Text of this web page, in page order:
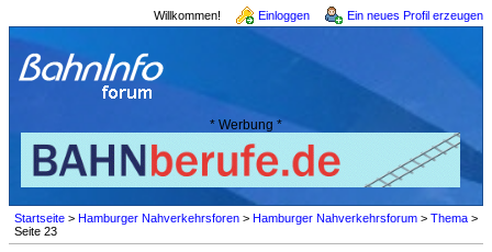
Willkommen! Einloggen Ein neues Profil erzeugen
* Werbung *
Startseite > Hamburger Nahverkehrsforen > Hamburger Nahverkehrsforum > Thema >
Seite 23